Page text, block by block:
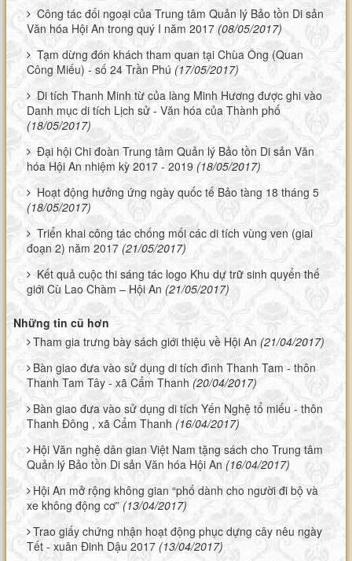
Công tác đối ngoại của Trung tâm Quản lý Bảo tồn Di sản
Văn hóa Hội An trong quý I năm 2017 (08/05/2017)
Tạm dừng đón khách tham quan tại Chùa Ông (Quan
Công Miếu) - số 24 Trần Phú (17/05/2017)
Di tích Thanh Minh từ của làng Minh Hương được ghi vào
Danh mục di tích Lịch sử - Văn hóa của Thành phố
(18/05/2017)
Đại hội Chi đoàn Trung tâm Quản lý Bảo tồn Di sản Văn
hóa Hội An nhiệm kỳ 2017 - 2019 (18/05/2017)
Hoạt động hưởng ứng ngày quốc tế Bảo tàng 18 tháng 5
(18/05/2017)
Triển khai công tác chống mối các di tích vùng ven (giai
đoạn 2) năm 2017 (21/05/2017)
Kết quả cuộc thi sáng tác logo Khu dự trữ sinh quyển thế
giới Cù Lao Chàm – Hội An (21/05/2017)
Những tin cũ hơn
Tham gia trưng bày sách giới thiệu về Hội An (21/04/2017)
Bàn giao đưa vào sử dụng di tích đình Thanh Tam - thôn
Thanh Tam Tây - xã Cẩm Thanh (20/04/2017)
Bàn giao đưa vào sử dụng di tích Yến Nghệ tổ miếu - thôn
Thanh Đông , xã Cẩm Thanh (16/04/2017)
Hội Văn nghệ dân gian Việt Nam tặng sách cho Trung tâm
Quản lý Bảo tồn Di sản Văn hóa Hội An (16/04/2017)
Hội An mở rộng không gian “phố dành cho người đi bộ và
xe không động cơ” (13/04/2017)
Trao giấy chứng nhận hoạt động phục dựng cây nêu ngày
Tết - xuân Đinh Dậu 2017 (13/04/2017)